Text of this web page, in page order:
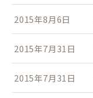
2015年8月6日
2015年7月31日
2015年7月31日